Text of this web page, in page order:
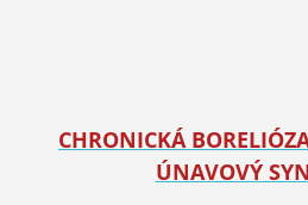
CHRONICKÁ
ÚNAVOVÝ